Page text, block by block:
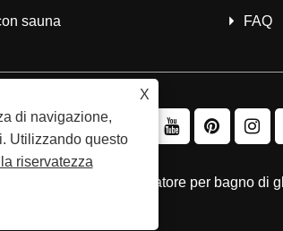
sauna FAQ
originale del refrigeratore per bagno di
X
di navigazione,
Utilizzando questo
riservatezza